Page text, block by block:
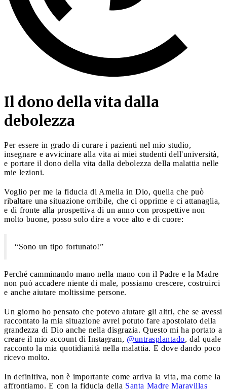
Il dono della vita dalla
debolezza
Per essere in grado di curare i pazienti nel mio studio,
insegnare e avvicinare alla vita ai miei studenti dell'università,
e portare il dono della vita dalla debolezza della malattia nelle
mie lezioni.
Voglio per me la fiducia di Amelia in Dio, quella che può
ribaltare una situazione orribile, che ci opprime e ci attanaglia,
e di fronte alla prospettiva di un anno con prospettive non
molto buone, posso solo dire a voce alto e di cuore:
“Sono un tipo fortunato!”
Perché camminando mano nella mano con il Padre e la Madre
non può accadere niente di male, possiamo crescere, costruirci
e anche aiutare moltissime persone.
Un giorno ho pensato che potevo aiutare gli altri, che se avessi
raccontato la mia situazione avrei potuto fare apostolato della
grandezza di Dio anche nella disgrazia. Questo mi ha portato a
creare il mio account di Instagram, @untrasplantado, dal quale
racconto la mia quotidianità nella malattia. E dove dando poco
ricevo molto.
In definitiva, non è importante come arriva la vita, ma come la
affrontiamo. E con la fiducia della Santa Madre Maravillas